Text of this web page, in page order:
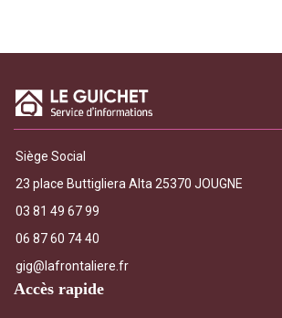
Siège Social
23 place Buttigliera Alta 25370 JOUGNE
03 81 49 67 99
06 87 60 74 40
gig@lafrontaliere.fr
Accès rapide